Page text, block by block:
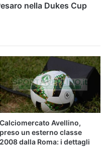
nella Dukes Cup
Calciomercato Avellino,
preso un esterno classe
2008 dalla Roma: i dettagli